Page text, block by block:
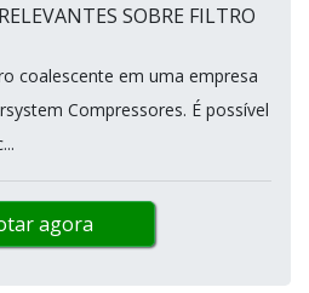
SOBRE FILTRO
coalescente em uma empresa
Compressores. É possível
agora